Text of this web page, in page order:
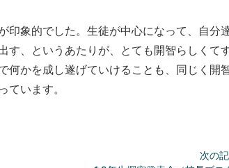
印象的でした。生徒が中心になって、自分
す、というあたりが、とても開智らしくて
何かを成し遂げていけることも、同じく開
います。
次の